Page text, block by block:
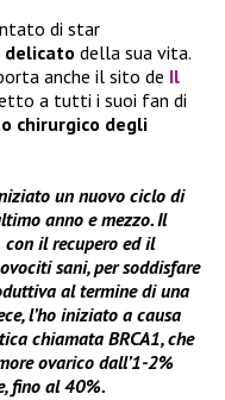
di star
della sua vita.
anche il sito de Il
a tutti i suoi fan di
chirurgico degli
un nuovo ciclo di
anno e mezzo. Il
il recupero ed il
sani, per soddisfare
al termine di una
l’ho iniziato a causa
chiamata BRCA1, che
ovarico dall’1-2%
fino al 40%.